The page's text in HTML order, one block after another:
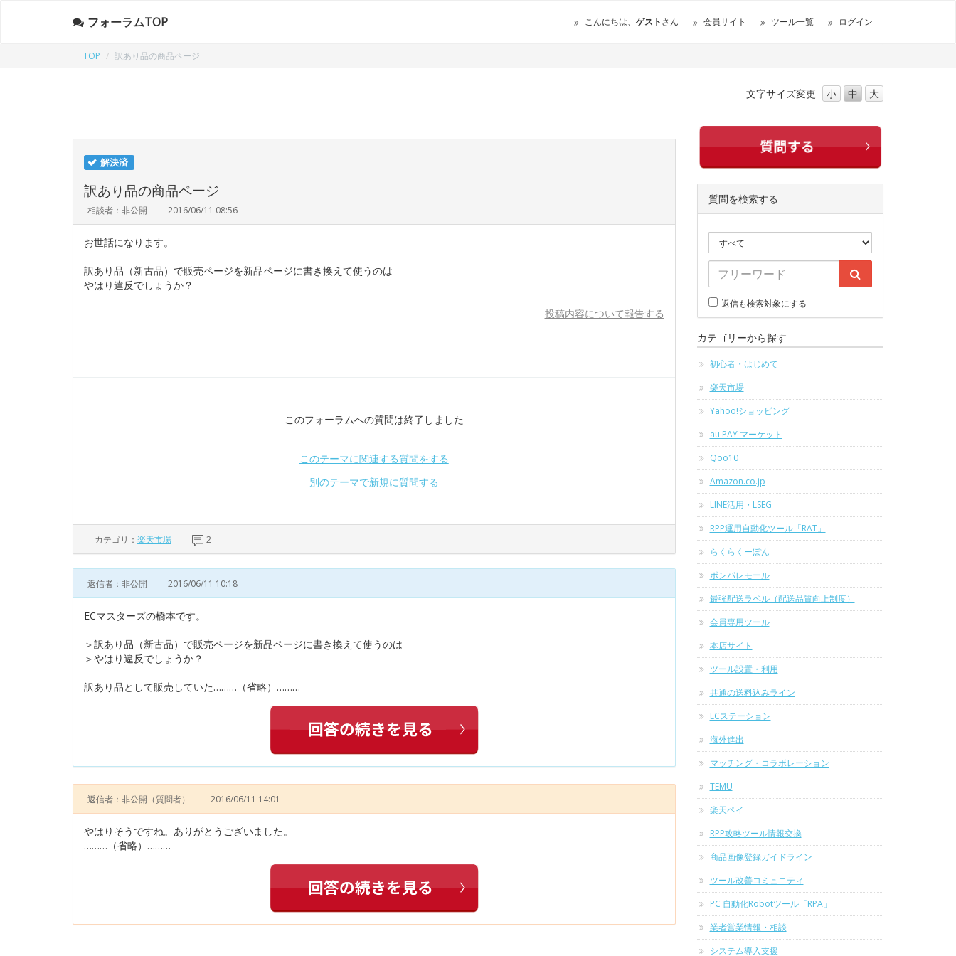
フォーラムTOP こんにちは、 ゲストさん 会員サイト ツール一覧 ログイン
TOP 訳あり品の商品ページ
文字サイズ変更 小 中 大
解決済
訳あり品の商品ページ
相談者：非公開 2016/06/11 08:56
お世話になります。
訳あり品（新古品）で販売ページを新品ページに書き換えて使うのは
やはり違反でしょうか？
投稿内容について報告する
このフォーラムへの質問は終了しました
このテーマに関連する質問をする
別のテーマで新規に質問する
カテゴリ： 楽天市場 2
返信者：非公開 2016/06/11 10:18
ECマスターズの橋本です。
＞訳あり品（新古品）で販売ページを新品ページに書き換えて使うのは
＞やはり違反でしょうか？
訳あり品として販売していた………（省略）………
返信者：非公開 （質問者） 2016/06/11 14:01
やはりそうですね。ありがとうございました。
………（省略）………
質問を検索する
返信も検索対象にする
カテゴリーから探す
初心者・はじめて
楽天市場
Yahoo!ショッピング
au PAY マーケット
Qoo10
Amazon.co.jp
LINE活用・LSEG
RPP運用自動化ツール「RAT」
らくらくーぽん
ポンパレモール
最強配送ラベル（配送品質向上制度）
会員専用ツール
本店サイト
ツール設置・利用
共通の送料込みライン
ECステーション
海外進出
マッチング・コラボレーション
TEMU
楽天ペイ
RPP攻略ツール情報交換
商品画像登録ガイドライン
ツール改善コミュニティ
PC 自動化Robotツール「RPA」
業者営業情報・相談
システム導入支援